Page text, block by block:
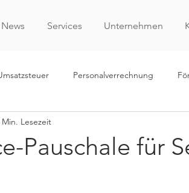
News Services Unternehmen
Personalverrechnung
Bilanzierung
Pauschale für
Min. Lesezeit